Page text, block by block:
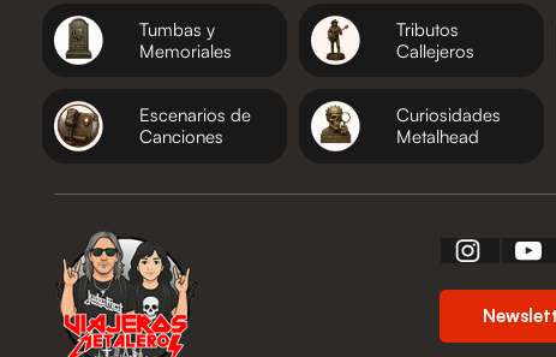
Tumbas y
Memoriales
Tributos
Callejeros
Escenarios de
Canciones
Curiosidades
Metalhead